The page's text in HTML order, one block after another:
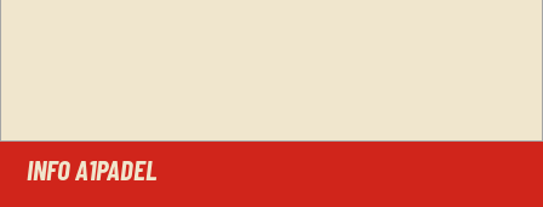
INFO A1PADEL